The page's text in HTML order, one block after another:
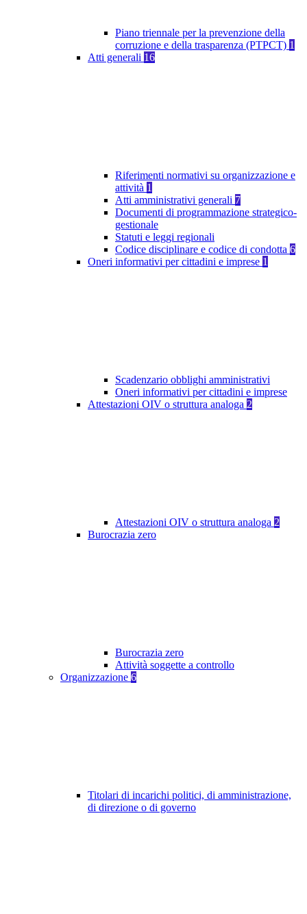
Piano triennale per la prevenzione della
corruzione e della trasparenza (PTPCT) 1
Atti generali 16
Riferimenti normativi su organizzazione e
attività 1
Atti amministrativi generali 7
Documenti di programmazione strategico-
gestionale
Statuti e leggi regionali
Codice disciplinare e codice di condotta 6
Oneri informativi per cittadini e imprese 1
Scadenzario obblighi amministrativi
Oneri informativi per cittadini e imprese
Attestazioni OIV o struttura analoga 2
Attestazioni OIV o struttura analoga 2
Burocrazia zero
Burocrazia zero
Attività soggette a controllo
Organizzazione 6
Titolari di incarichi politici, di amministrazione,
di direzione o di governo